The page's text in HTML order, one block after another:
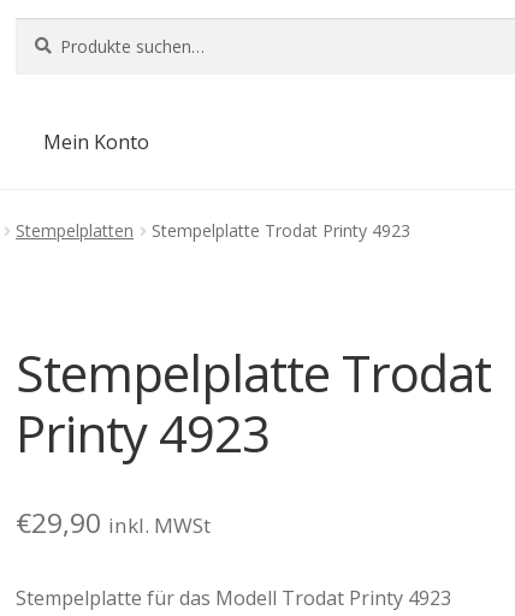
nach:
Mein Konto
Stempelplatten Stempelplatte Trodat Printy 4923
Stempelplatte Trodat
Printy 4923
€29,90 inkl. MWSt
Stempelplatte für das Modell Trodat Printy 4923